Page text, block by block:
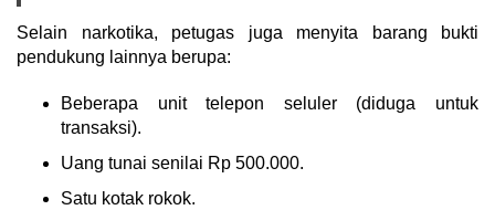
Selain narkotika, petugas juga menyita barang bukti
pendukung lainnya berupa:
Beberapa unit telepon seluler (diduga untuk
transaksi).
Uang tunai senilai Rp 500.000.
Satu kotak rokok.